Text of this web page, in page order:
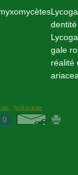
gale
réalité
lycéaceae
0